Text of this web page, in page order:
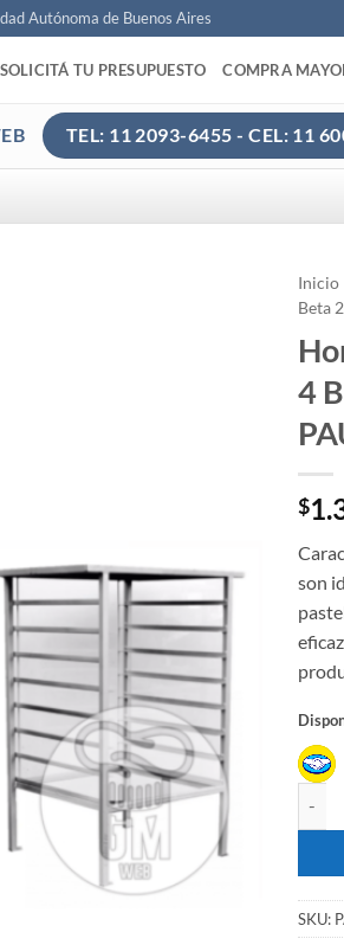
Autónoma de Buenos Aires
SOLICITÁ TU PRESUPUESTO COMPRA
TEL: 11 2093-6455 - CEL: 11
Inicio
Beta
4
$
son
SKU: